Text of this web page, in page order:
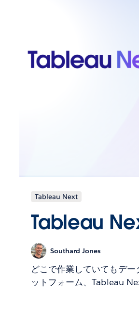
Tableau Next
Tableau
Southard Jones
どこで作業していてもデ
ットフォーム、Tableau